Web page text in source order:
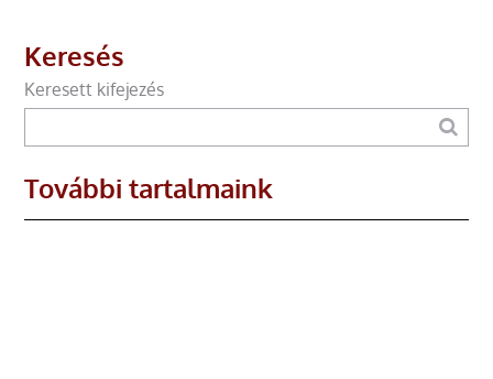
Keresés
Keresett kifejezés
További tartalmaink